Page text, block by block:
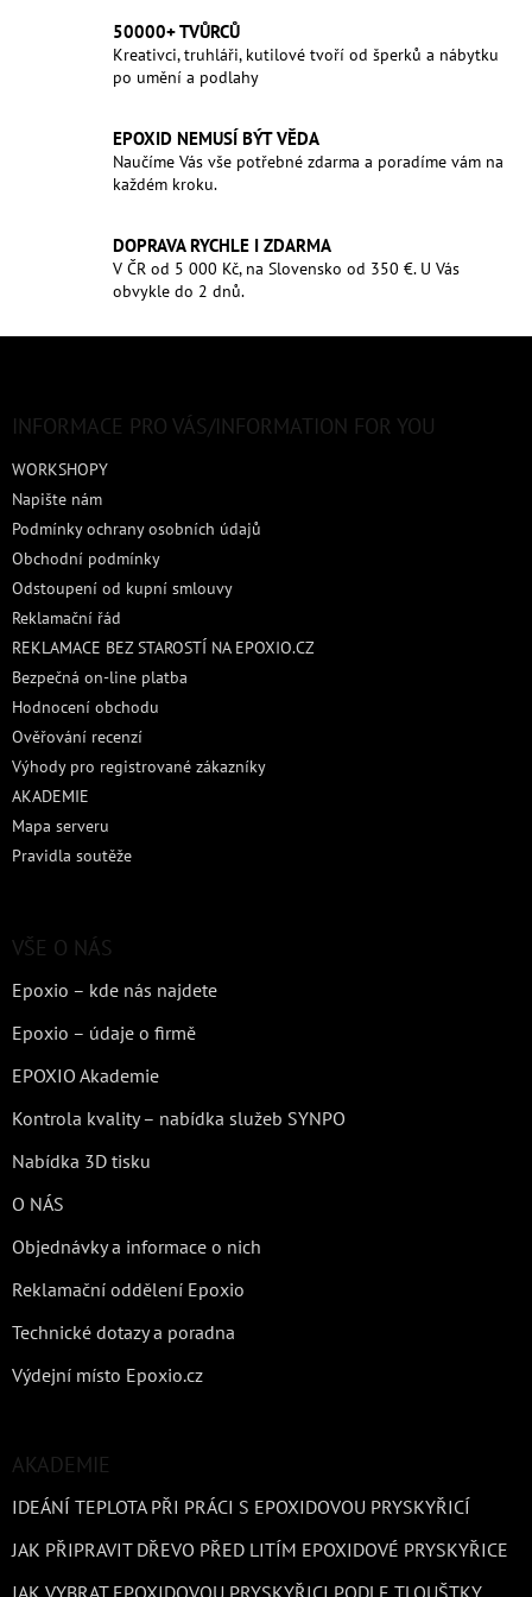
50000+ TVŮRCŮ
Kreativci, truhláři, kutilové tvoří od šperků a nábytku
po umění a podlahy
EPOXID NEMUSÍ BÝT VĚDA
Naučíme Vás vše potřebné zdarma a poradíme vám na
každém kroku.
DOPRAVA RYCHLE I ZDARMA
V ČR od 5 000 Kč, na Slovensko od 350 €. U Vás
obvykle do 2 dnů.
INFORMACE PRO VÁS/INFORMATION FOR YOU
WORKSHOPY
Napište nám
Podmínky ochrany osobních údajů
Obchodní podmínky
Odstoupení od kupní smlouvy
Reklamační řád
REKLAMACE BEZ STAROSTÍ NA EPOXIO.CZ
Bezpečná on-line platba
Hodnocení obchodu
Ověřování recenzí
Výhody pro registrované zákazníky
AKADEMIE
Mapa serveru
Pravidla soutěže
VŠE O NÁS
Epoxio – kde nás najdete
Epoxio – údaje o firmě
EPOXIO Akademie
Kontrola kvality – nabídka služeb SYNPO
Nabídka 3D tisku
O NÁS
Objednávky a informace o nich
Reklamační oddělení Epoxio
Technické dotazy a poradna
Výdejní místo Epoxio.cz
AKADEMIE
IDEÁNÍ TEPLOTA PŘI PRÁCI S EPOXIDOVOU PRYSKYŘICÍ
JAK PŘIPRAVIT DŘEVO PŘED LITÍM EPOXIDOVÉ PRYSKYŘICE
JAK VYBRAT EPOXIDOVOU PRYSKYŘICI PODLE TLOUŠTKY